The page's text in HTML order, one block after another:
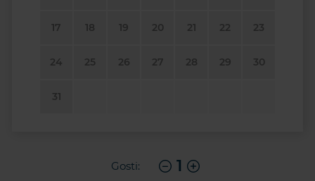
17 18 19 20 21 22 23
24 25 26 27 28 29 30
31
Gosti: 1